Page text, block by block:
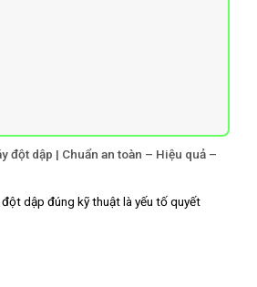
đột dập | Chuẩn an toàn – Hiệu quả –
đột dập đúng kỹ thuật là yếu tố quyết